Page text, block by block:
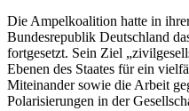
Die Ampelkoalition hatte in
Bundesrepublik Deutschland
fortgesetzt. Sein Ziel
Ebenen des Staates für ein
Miteinander sowie die Arbeit
Polarisierungen in der